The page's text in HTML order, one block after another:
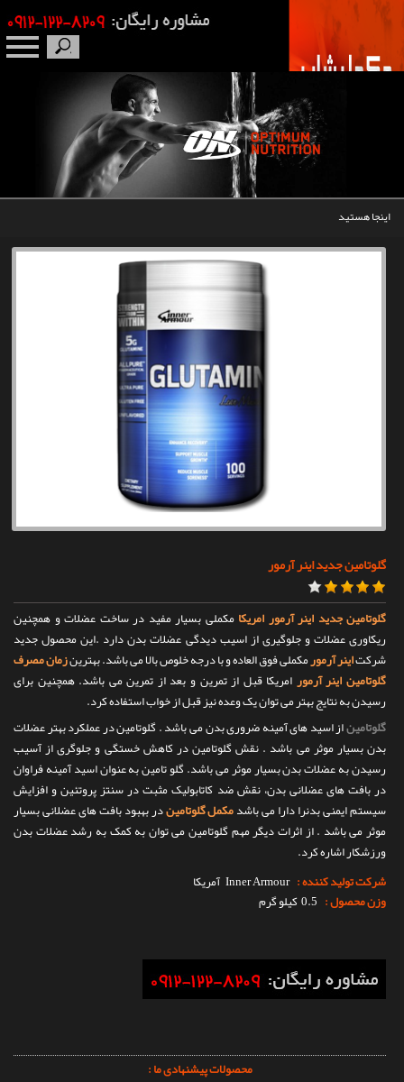
اینجا هستید
گلوتامین جدید اینر آرمور
گلوتامین جدید اینر آرمور امریکامکملی بسیار مفید در ساخت عضلات و همچنین
ریکاوری عضلات و جلوگیری از اسیب دیدگی عضلات بدن دارد .این محصول جدید
شرکتاینر آرمورمکملی فوق العاده و با درجه خلوص بالا می باشد. بهترینزمان مصرف
گلوتامین اینر آرمورامریکا قبل از تمرین و بعد از تمرین می باشد. همچنین برای
رسیدن به نتایج بهتر می توان یک وعده نیز قبل از خواب استفاده کرد.
گلوتامیناز اسید های آمینه ضروری بدن می باشد . گلوتامین در عملکرد بهتر عضلات
بدن بسیار موثر می باشد . نقش گلوتامین در کاهش خستگی و جلوگری از آسیب
رسیدن به عضلات بدن بسیار موثر می باشد. گلو تامین به عنوان اسید آمینه فراوان
در بافت های عضلانی بدن، نقش ضد کاتابولیک مثبت در سنتز پروتئین و افزایش
سیستم ایمنی بدنرا دارا می باشدمکمل گلوتامیندر بهبود بافت های عضلانی بسیار
موثر می باشد . از اثرات دیگر مهم گلوتامین می توان به کمک به رشد عضلات بدن
ورزشکار اشاره کرد.
شرکت تولید کننده : Inner Armour آمریکا
وزن محصول : 0.5 کیلو گرم
محصولات پیشنهادی ما :